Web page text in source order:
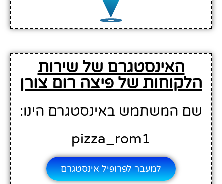
האינסטגרם של שירות
הלקוחות של פיצה רום צורן
שם המשתמש באינסטגרם הינו:
pizza_rom1
למעבר לפרופיל אינסטגרם